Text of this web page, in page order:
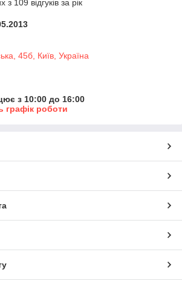
109 відгуків за рік
45б, Київ, Україна
з 10:00 до 16:00
графік роботи